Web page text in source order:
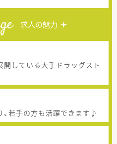
求人の魅力
している大手ドラッグスト
若手の方も活躍できます♪